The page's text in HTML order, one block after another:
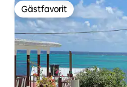
Gästfavorit
Gästfavorit